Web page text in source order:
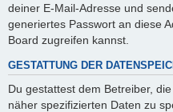
deiner E-Mail-Adresse und
generiertes Passwort an diese
Board zugreifen kannst.
GESTATTUNG DER
Du gestattest dem Betreiber,
näher spezifizierten Daten zu